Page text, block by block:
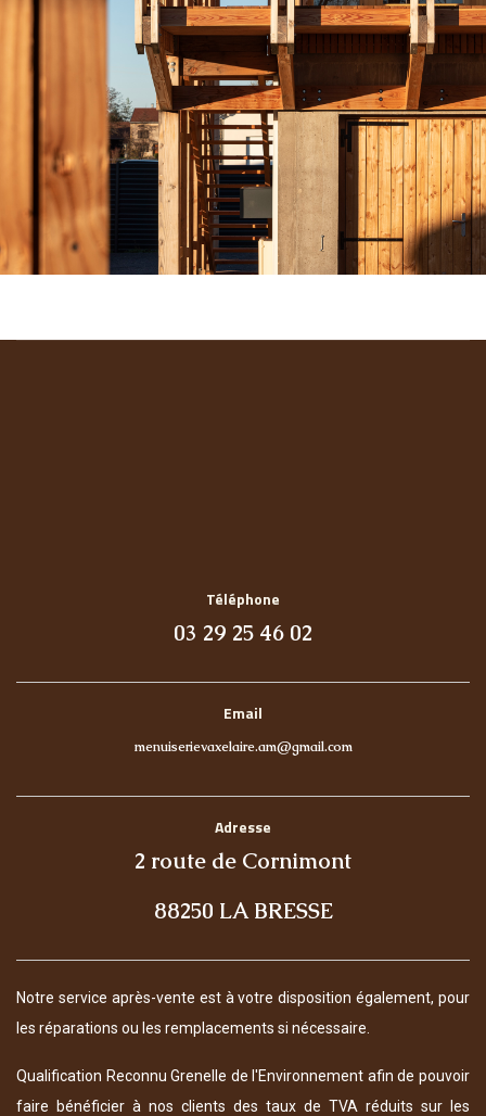
Téléphone
03 29 25 46 02
Email
menuiserievaxelaire.am@gmail.com
Adresse
2 route de Cornimont
88250 LA BRESSE
Notre service après-vente est à votre disposition également, pour
les réparations ou les remplacements si nécessaire.
Qualification Reconnu Grenelle de l'Environnement afin de pouvoir
faire bénéficier à nos clients des taux de TVA réduits sur les